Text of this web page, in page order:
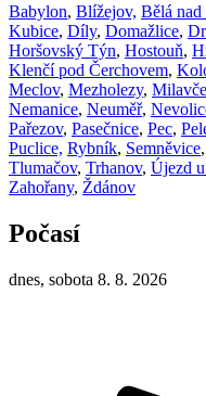
Babylon, Blížejov, Bělá nad
Kubice, Díly, Domažlice,
Horšovský Týn, Hostouň,
Klenčí pod Čerchovem,
Meclov, Mezholezy, Milavče
Nemanice, Neuměř,
Pařezov, Pasečnice, Pec,
Puclice, Rybník, Semněvice,
Tlumačov, Trhanov, Újezd
Zahořany, Ždánov
Počasí
dnes, sobota 8. 8. 2026